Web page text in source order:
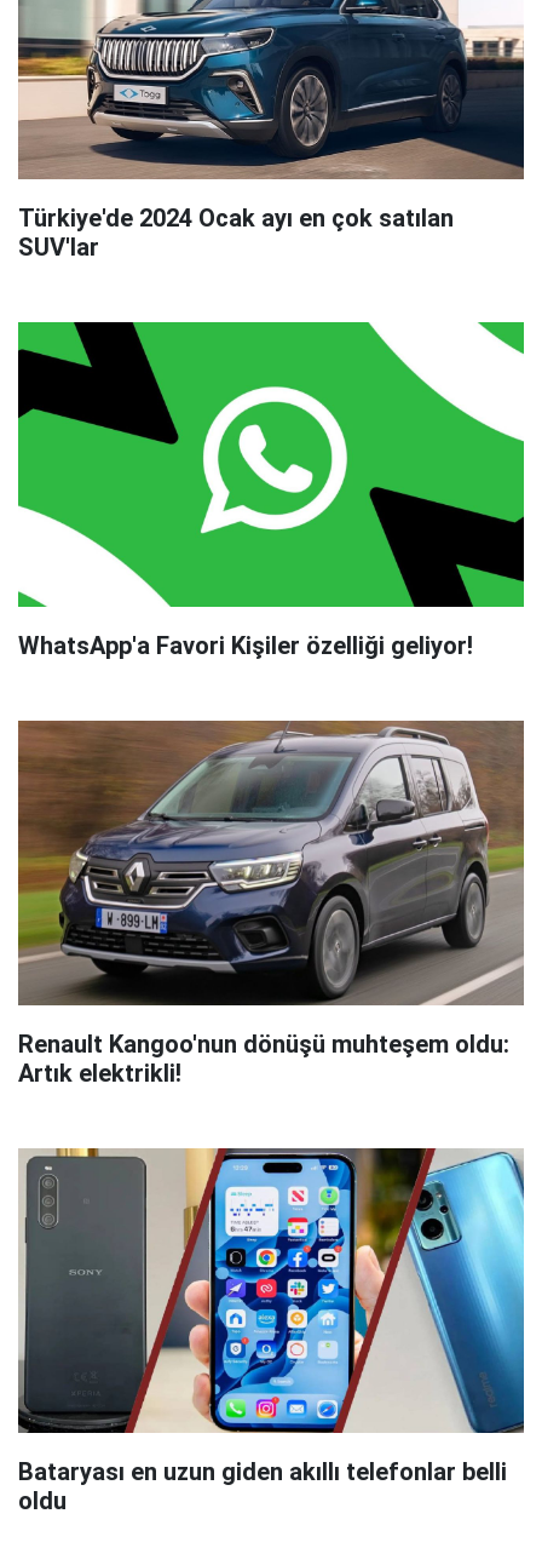
Türkiye'de 2024 Ocak ayı en çok satılan
SUV'lar
WhatsApp'a Favori Kişiler özelliği geliyor!
Renault Kangoo'nun dönüşü muhteşem oldu:
Artık elektrikli!
Bataryası en uzun giden akıllı telefonlar belli
oldu